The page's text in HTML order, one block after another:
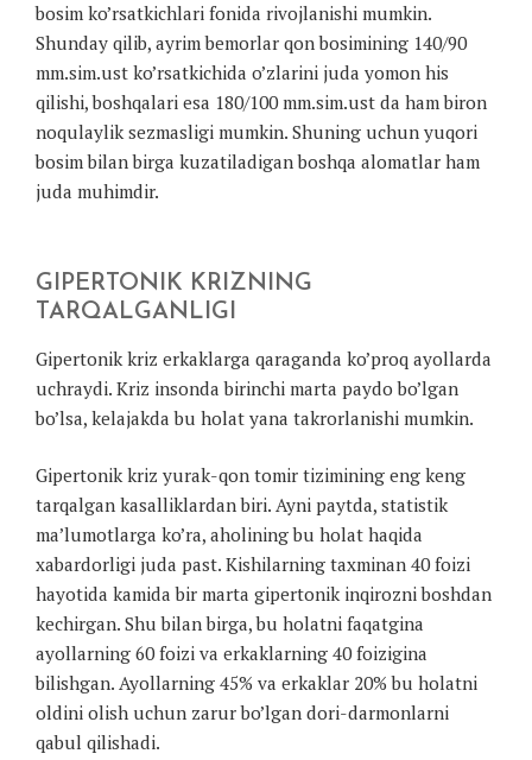
bosim ko’rsatkichlari fonida rivojlanishi mumkin.
Shunday qilib, ayrim bemorlar qon bosimining 140/90
mm.sim.ust ko’rsatkichida o’zlarini juda yomon his
qilishi, boshqalari esa 180/100 mm.sim.ust da ham biron
noqulaylik sezmasligi mumkin. Shuning uchun yuqori
bosim bilan birga kuzatiladigan boshqa alomatlar ham
juda muhimdir.
GIPERTONIK KRIZNING
TARQALGANLIGI
Gipertonik kriz erkaklarga qaraganda ko’proq ayollarda
uchraydi. Kriz insonda birinchi marta paydo bo’lgan
bo’lsa, kelajakda bu holat yana takrorlanishi mumkin.
Gipertonik kriz yurak-qon tomir tizimining eng keng
tarqalgan kasalliklardan biri. Ayni paytda, statistik
ma’lumotlarga ko’ra, aholining bu holat haqida
xabardorligi juda past. Kishilarning taxminan 40 foizi
hayotida kamida bir marta gipertonik inqirozni boshdan
kechirgan. Shu bilan birga, bu holatni faqatgina
ayollarning 60 foizi va erkaklarning 40 foizigina
bilishgan. Ayollarning 45% va erkaklar 20% bu holatni
oldini olish uchun zarur bo’lgan dori-darmonlarni
qabul qilishadi.